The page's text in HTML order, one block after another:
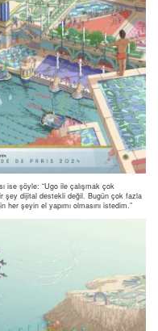
ise şöyle: “Ugo ile çalışmak çok
şey dijital destekli değil. Bugün çok fazla
şeyin el yapımı olmasını istedim.”